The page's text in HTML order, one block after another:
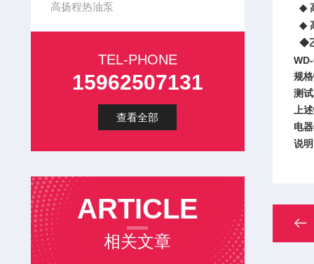
高扬程热油泵
TEL-PHONE
15962507131
查看全部
ARTICLE
相关文章
◆
◆
◆
规
测
上
电
说